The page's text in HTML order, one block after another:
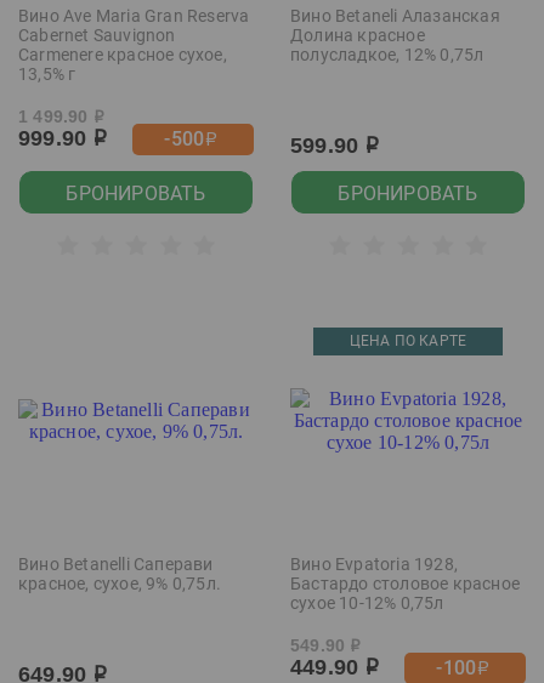
Вино Ave Maria Gran Reserva
Cabernet Sauvignon
Carmenere красное сухое,
13,5% г
1 499.90 р
999.90 р -500р
БРОНИРОВАТЬ
Вино Betaneli Алазанская
Долина красное
полусладкое, 12% 0,75л
599.90 р
БРОНИРОВАТЬ
Вино Betanelli Саперави
красное, сухое, 9% 0,75л.
649.90 р
ЦЕНА ПО КАРТЕ
Вино Evpatoria 1928,
Бастардо столовое красное
сухое 10-12% 0,75л
549.90 р
449.90 р -100р